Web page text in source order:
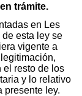
trámite.
en Les
esta ley se
vigente a
el resto de los
y lo relativo
presente ley.